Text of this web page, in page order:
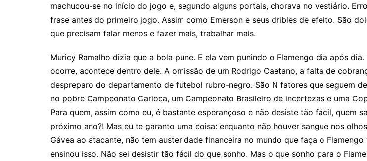
machucou-se no início do jogo e, segundo alguns portais, chorava no vestiário.
frase antes do primeiro jogo. Assim como Emerson e seus dribles de efeito. São
que precisam falar menos e fazer mais, trabalhar mais.
Muricy Ramalho dizia que a bola pune. E ela vem punindo o Flamengo dia após
ocorre, acontece dentro dele. A omissão de um Rodrigo Caetano, a falta de
despreparo do departamento de futebol rubro-negro. São N fatores que seguem
no pobre Campeonato Carioca, um Campeonato Brasileiro de incertezas e uma
Para quem, assim como eu, é bastante esperançoso e não desiste tão fácil, quem
próximo ano?! Mas eu te garanto uma coisa: enquanto não houver sangue nos
Gávea ao atacante, não tem austeridade financeira no mundo que faça o
ensinou isso. Não sei desistir tão fácil do que sonho. Mas o que sonho para o